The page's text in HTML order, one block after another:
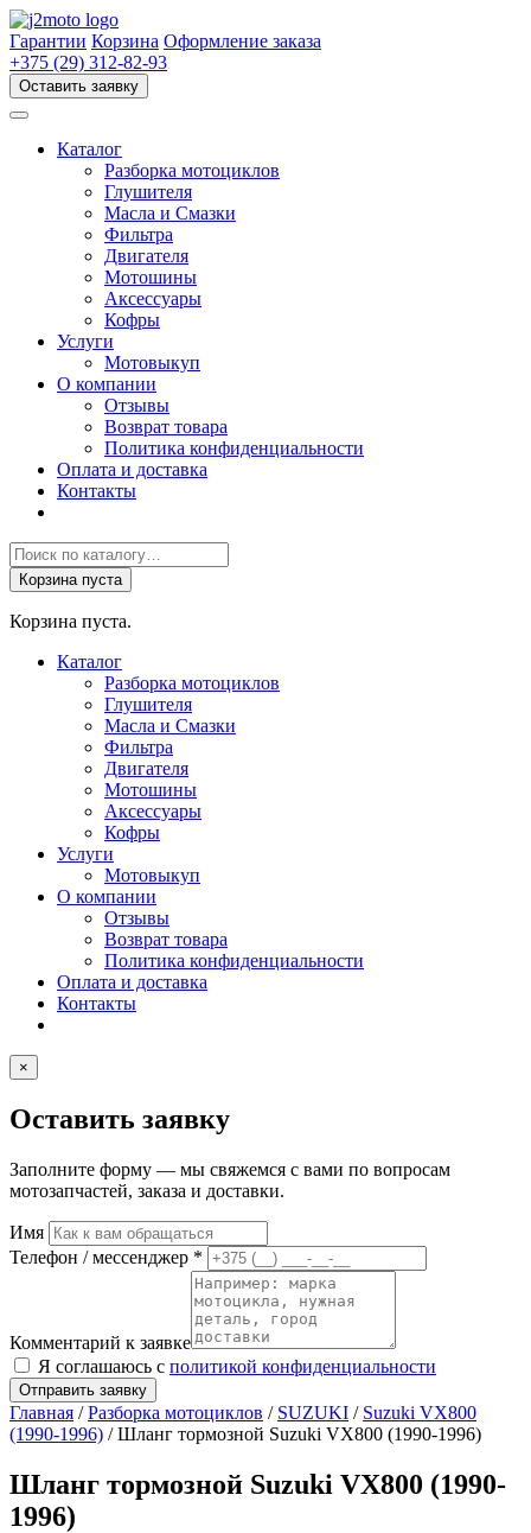
Перейти
к
содержимому
Гарантии Корзина Оформление заказа
+375 (29) 312-82-93
Оставить заявку
Каталог
Разборка мотоциклов
Глушителя
Масла и Смазки
Фильтра
Двигателя
Мотошины
Аксессуары
Кофры
Услуги
Мотовыкуп
О компании
Отзывы
Возврат товара
Политика конфиденциальности
Оплата и доставка
Контакты
Поиск
товаров
Корзина пуста
Корзина пуста.
Каталог
Разборка мотоциклов
Глушителя
Масла и Смазки
Фильтра
Двигателя
Мотошины
Аксессуары
Кофры
Услуги
Мотовыкуп
О компании
Отзывы
Возврат товара
Политика конфиденциальности
Оплата и доставка
Контакты
×
Оставить заявку
Заполните форму — мы свяжемся с вами по вопросам
мотозапчастей, заказа и доставки.
Имя
Телефон / мессенджер *
Комментарий к заявке
Я соглашаюсь с политикой конфиденциальности
Отправить заявку
Главная /Разборка мотоциклов / SUZUKI / Suzuki VX800
(1990-1996) / Шланг тормозной Suzuki VX800 (1990-1996)
Шланг тормозной Suzuki VX800 (1990-
1996)